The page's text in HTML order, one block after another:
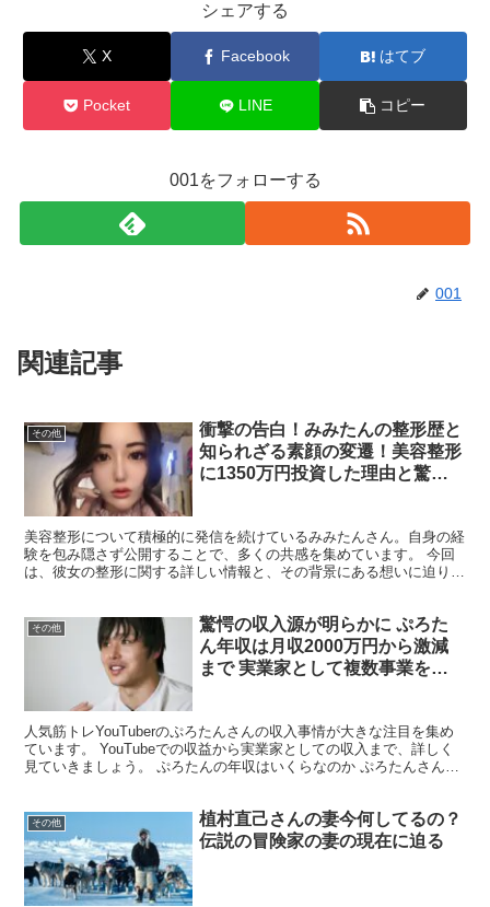
シェアする
X Facebook はてブ
Pocket LINE コピー
001をフォローする
001
関連記事
その他
衝撃の告白！みみたんの整形歴と
知られざる素顔の変遷！美容整形
に1350万円投資した理由と驚き
美容整形について積極的に発信を続けているみみたんさん。自身の経
験を包み隠さず公開することで、多くの共感を集めています。 今回
は、彼女の整形に関する詳しい情報と、その背景にある想いに迫りま
その他
驚愕の収入源が明らかに ぷろた
ん年収は月収2000万円から激減
まで 実業家として複数事業を展
人気筋トレYouTuberのぷろたんさんの収入事情が大きな注目を集め
ています。 YouTubeでの収益から実業家としての収入まで、詳しく
見ていきましょう。 ぷろたんの年収はいくらなのか ぷろたんさんの
その他
植村直己さんの妻今何してるの？
伝説の冒険家の妻の現在に迫る